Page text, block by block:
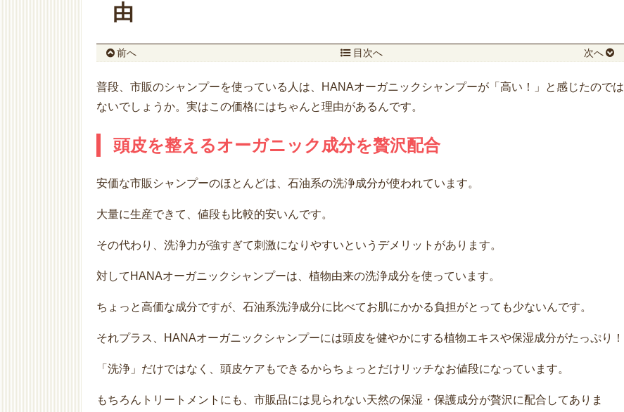
由
前へ 目次へ 次へ
普段、市販のシャンプーを使っている人は、HANAオーガニックシャンプーが「高い！」と感じたのでは
ないでしょうか。実はこの価格にはちゃんと理由があるんです。
頭皮を整えるオーガニック成分を贅沢配合
安価な市販シャンプーのほとんどは、石油系の洗浄成分が使われています。
大量に生産できて、値段も比較的安いんです。
その代わり、洗浄力が強すぎて刺激になりやすいというデメリットがあります。
対してHANAオーガニックシャンプーは、植物由来の洗浄成分を使っています。
ちょっと高価な成分ですが、石油系洗浄成分に比べてお肌にかかる負担がとっても少ないんです。
それプラス、HANAオーガニックシャンプーには頭皮を健やかにする植物エキスや保湿成分がたっぷり！
「洗浄」だけではなく、頭皮ケアもできるからちょっとだけリッチなお値段になっています。
もちろんトリートメントにも、市販品には見られない天然の保湿・保護成分が贅沢に配合してありま